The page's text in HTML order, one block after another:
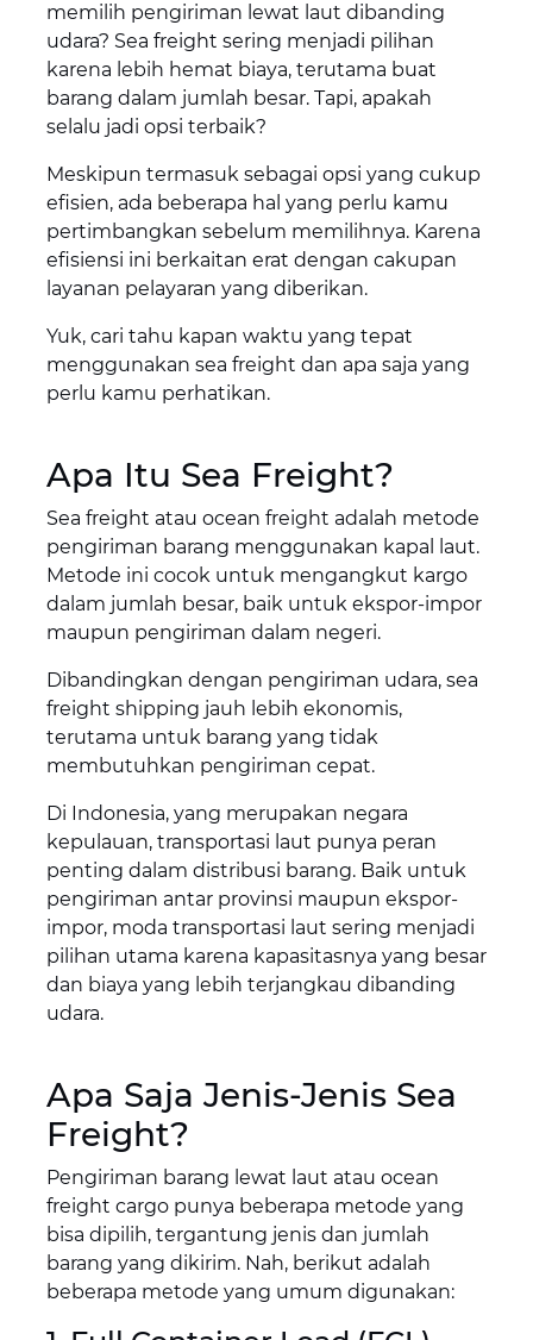
memilih pengiriman lewat laut dibanding
udara? Sea freight sering menjadi pilihan
karena lebih hemat biaya, terutama buat
barang dalam jumlah besar. Tapi, apakah
selalu jadi opsi terbaik?
Meskipun termasuk sebagai opsi yang cukup
efisien, ada beberapa hal yang perlu kamu
pertimbangkan sebelum memilihnya. Karena
efisiensi ini berkaitan erat dengan cakupan
layanan pelayaran yang diberikan.
Yuk, cari tahu kapan waktu yang tepat
menggunakan sea freight dan apa saja yang
perlu kamu perhatikan.
Apa Itu Sea Freight?
Sea freight atau ocean freight adalah metode
pengiriman barang menggunakan kapal laut.
Metode ini cocok untuk mengangkut kargo
dalam jumlah besar, baik untuk ekspor-impor
maupun pengiriman dalam negeri.
Dibandingkan dengan pengiriman udara, sea
freight shipping jauh lebih ekonomis,
terutama untuk barang yang tidak
membutuhkan pengiriman cepat.
Di Indonesia, yang merupakan negara
kepulauan, transportasi laut punya peran
penting dalam distribusi barang. Baik untuk
pengiriman antar provinsi maupun ekspor-
impor, moda transportasi laut sering menjadi
pilihan utama karena kapasitasnya yang besar
dan biaya yang lebih terjangkau dibanding
udara.
Apa Saja Jenis-Jenis Sea
Freight?
Pengiriman barang lewat laut atau ocean
freight cargo punya beberapa metode yang
bisa dipilih, tergantung jenis dan jumlah
barang yang dikirim. Nah, berikut adalah
beberapa metode yang umum digunakan: